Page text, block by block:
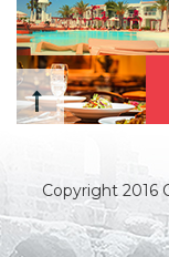
Copyright 2016